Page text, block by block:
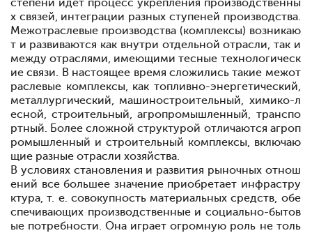
степени идет процесс укрепления производственны
х связей, интеграции разных ступеней производства.
Межотраслевые производства (комплексы) возникаю
т и развиваются как внутри отдельной отрасли, так и
между отраслями, имеющими тесные технологическ
ие связи. В настоящее время сложились такие межот
раслевые комплексы, как топливно-энергетический,
металлургический, машиностроительный, химико-л
есной, строительный, агропромышленный, транспо
ртный. Более сложной структурой отличаются агроп
ромышленный и строительный комплексы, включаю
щие разные отрасли хозяйства.
В условиях становления и развития рыночных отнош
ений все большее значение приобретает инфрастру
ктура, т. е. совокупность материальных средств, обе
спечивающих производственные и социально-бытов
ые потребности. Она играет огромную роль не толь